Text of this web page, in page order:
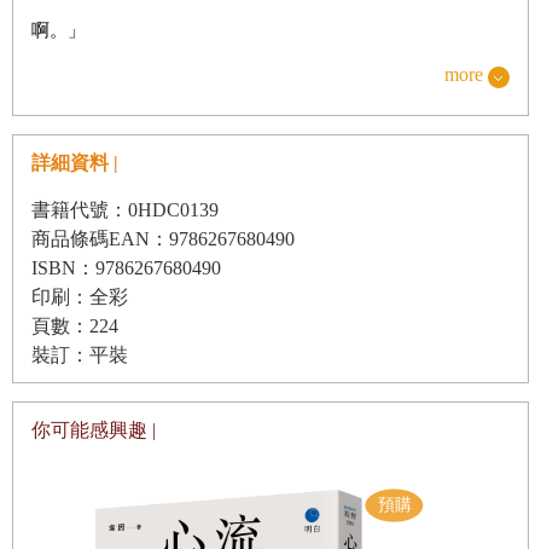
你最近，有好好流過一場汗嗎？
第2章 釐清對你真正重要的事──活出本心的時間
當被問到「你怎麼想？」時……
最自然的自己，其實最迷人
把時間，留給你熱愛的事物
啊。」
因為當時的我，與自己的關係，實在糟透了。
「我真的好討厭自己。」
「我是個丟臉又糟糕的人。」
我總是用這些話攻擊自己，甚至嚴苛到認為：「像我這種笨
拙、只會麻煩
別人的人，根本不配善待自己。」
我以為鞭策自己才會成長，結果卻是日漸萎靡、自信崩塌，
甚至陷入憂鬱，
什麼事都做不了。
在日本，這也許只是再平常不過的謙虛開場白。
more
詳細資料 |
書籍代號：0HDC0139
商品條碼EAN：9786267680490
ISBN：9786267680490
印刷：全彩
頁數：224
裝訂：平裝
你可能感興趣 |